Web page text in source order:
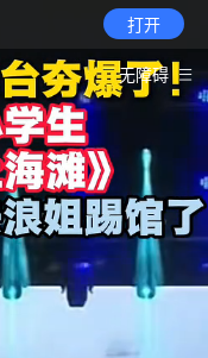
打开
无障碍